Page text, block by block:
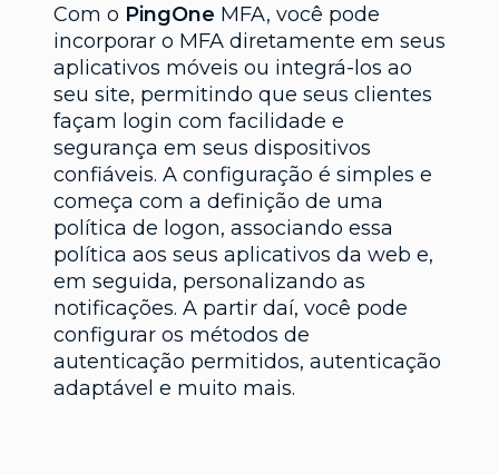
Com o PingOne MFA, você pode
incorporar o MFA diretamente em seus
aplicativos móveis ou integrá-los ao
seu site, permitindo que seus clientes
façam login com facilidade e
segurança em seus dispositivos
confiáveis. A configuração é simples e
começa com a definição de uma
política de logon, associando essa
política aos seus aplicativos da web e,
em seguida, personalizando as
notificações. A partir daí, você pode
configurar os métodos de
autenticação permitidos, autenticação
adaptável e muito mais.